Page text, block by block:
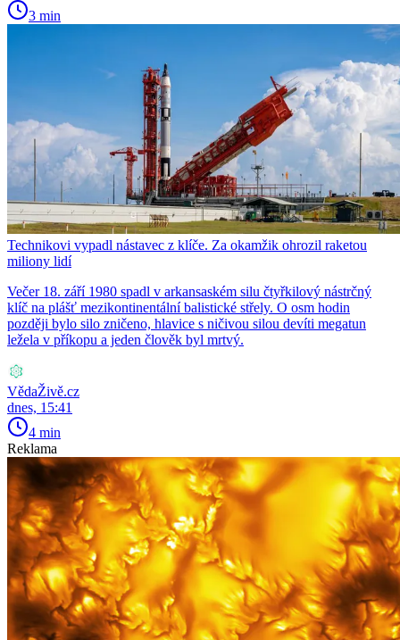
3 min
Technikovi vypadl nástavec z klíče. Za okamžik ohrozil raketou
miliony lidí
Večer 18. září 1980 spadl v arkansaském silu čtyřkilový nástrčný
klíč na plášť mezikontinentální balistické střely. O osm hodin
později bylo silo zničeno, hlavice s ničivou silou devíti megatun
ležela v příkopu a jeden člověk byl mrtvý.
VědaŽivě.cz
dnes, 15:41
4 min
Reklama